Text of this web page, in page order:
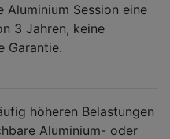
Aluminium Session eine
3 Jahren, keine
Garantie.
höheren Belastungen
Aluminium- oder